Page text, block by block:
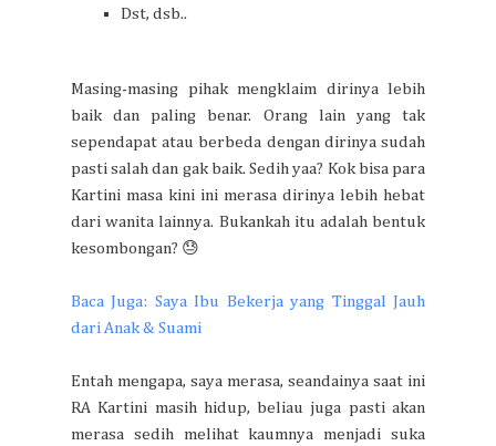
Dst, dsb..
Masing-masing pihak mengklaim dirinya lebih
baik dan paling benar. Orang lain yang tak
sependapat atau berbeda dengan dirinya sudah
pasti salah dan gak baik. Sedih yaa? Kok bisa para
Kartini masa kini ini merasa dirinya lebih hebat
dari wanita lainnya. Bukankah itu adalah bentuk
kesombongan? 😓
Baca Juga: Saya Ibu Bekerja yang Tinggal Jauh
dari Anak & Suami
Entah mengapa, saya merasa, seandainya saat ini
RA Kartini masih hidup, beliau juga pasti akan
merasa sedih melihat kaumnya menjadi suka